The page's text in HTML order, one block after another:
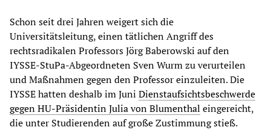
Schon seit drei Jahren weigert sich die
Universitätsleitung, einen tätlichen Angriff des
rechtsradikalen Professors Jörg Baberowski auf den
IYSSE-StuPa-Abgeordneten Sven Wurm zu verurteilen
und Maßnahmen gegen den Professor einzuleiten. Die
IYSSE hatten deshalb im Juni Dienstaufsichtsbeschwerde
gegen HU-Präsidentin Julia von Blumenthal eingereicht,
die unter Studierenden auf große Zustimmung stieß.